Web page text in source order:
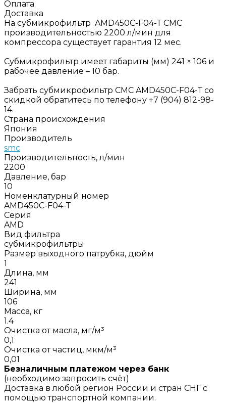
Оплата
Доставка
На субмикрофильтр AMD450C-F04-Т СМС
производительностью 2200 л/мин для
компрессора существует гарантия 12 мес.
Субмикрофильтр имеет габариты (мм) 241 × 106 и
рабочее давление – 10 бар.
Забрать субмикрофильтр СМС AMD450C-F04-Т со
скидкой обратитесь по телефону +7 (904) 812-98-
14.
Страна происхождения
Япония
Производитель
smc
Производительность, л/мин
2200
Давление, бар
10
Номенклатурный номер
AMD450C-F04-Т
Серия
AMD
Вид фильтра
субмикрофильтры
Размер выходного патрубка, дюйм
1
Длина, мм
241
Ширина, мм
106
Масса, кг
1.4
Очистка от масла, мг/м³
0,1
Очистка от частиц, мкм/м³
0,01
Безналичным платежом через банк
(необходимо запросить счёт)
Доставка в любой регион России и стран СНГ с
помощью транспортной компании.